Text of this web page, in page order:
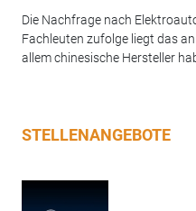
Die Nachfrage nach
Fachleuten zufolge liegt das
allem chinesische Hersteller
STELLENANGEBOTE